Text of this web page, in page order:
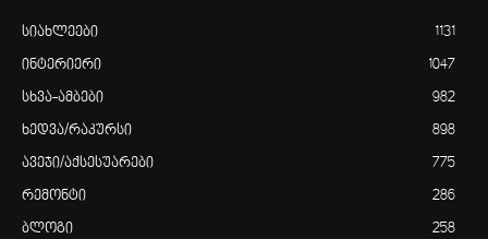
სიახლეები 1131
ინტერიერი 1047
სხვა-ამბები 982
ხედვა/რაკურსი 898
ავეჯი/აქსესუარები 775
რემონტი 286
ბლოგი 258